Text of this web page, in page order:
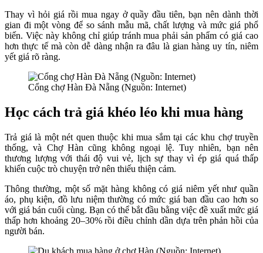
Thay vì hỏi giá rồi mua ngay ở quầy đầu tiên, bạn nên dành thời
gian đi một vòng để so sánh mẫu mã, chất lượng và mức giá phổ
biến. Việc này không chỉ giúp tránh mua phải sản phẩm có giá cao
hơn thực tế mà còn dễ dàng nhận ra đâu là gian hàng uy tín, niêm
yết giá rõ ràng.
Cổng chợ Hàn Đà Nẵng (Nguồn: Internet)
Học cách trả giá khéo léo khi mua hàng
Trả giá là một nét quen thuộc khi mua sắm tại các khu chợ truyền
thống, và Chợ Hàn cũng không ngoại lệ. Tuy nhiên, bạn nên
thương lượng với thái độ vui vẻ, lịch sự thay vì ép giá quá thấp
khiến cuộc trò chuyện trở nên thiếu thiện cảm.
Thông thường, một số mặt hàng không có giá niêm yết như quần
áo, phụ kiện, đồ lưu niệm thường có mức giá ban đầu cao hơn so
với giá bán cuối cùng. Bạn có thể bắt đầu bằng việc đề xuất mức giá
thấp hơn khoảng 20–30% rồi điều chỉnh dần dựa trên phản hồi của
người bán.